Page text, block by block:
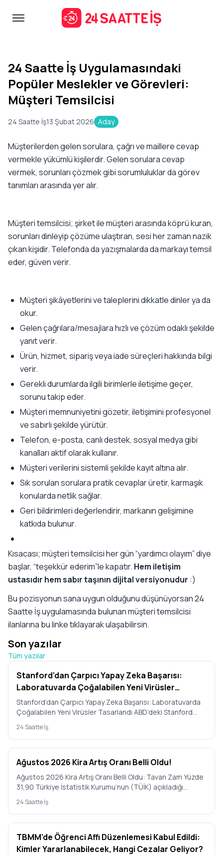
24 Saatte İş Uygulamasındaki
Popüler Meslekler ve Görevleri:
Müşteri Temsilcisi
24 Saatte İş13 Şubat 2026 Aday
Müşterilerden gelen sorulara, çağrı ve maillere cevap
vermekle yükümlü kişilerdir. Gelen sorulara cevap
vermek, sorunları çözmek gibi sorumluluklar da görev
tanımları arasında yer alır.
Müşteri temsilcisi; şirket ile müşteri arasında köprü kuran,
sorunları dinleyip çözüme ulaştıran, sesi her zaman nazik
çıkan kişidir. Telefonda da yazışmalarda da markayı temsil
eder, güven verir.
Müşteri şikâyetlerini ve taleplerini dikkatle dinler ya da
okur.
Gelen çağrılara/mesajlara hızlı ve çözüm odaklı şekilde
yanıt verir.
Ürün, hizmet, sipariş veya iade süreçleri hakkında bilgi
verir.
Gerekli durumlarda ilgili birimlerle iletişime geçer,
sorunu takip eder.
Müşteri memnuniyetini gözetir, iletişimini profesyonel
ve sabırlı şekilde yürütür.
Telefon, e-posta, canlı destek, sosyal medya gibi
kanalları aktif olarak kullanır.
Müşteri verilerini sistemli şekilde kayıt altına alır.
Sık sorulan sorulara pratik cevaplar üretir, karmaşık
konularda netlik sağlar.
Geri bildirimleri değerlendirir, markanın gelişimine
katkıda bulunur.
Kısacası; müşteri temsilcisi her gün “yardımcı olayım” diye
başlar, “teşekkür ederim”le kapatır. Hem iletişim
ustasıdır hem sabır taşının dijital versiyonudur :)
Bu pozisyonun sana uygun olduğunu düşünüyorsan 24
Saatte İş uygulamasında bulunan müşteri temsilcisi
ilanlarına bu linketıklayarak ulaşabilirsin.
Son yazılar
Tüm yazılar
Stanford’dan Çarpıcı Yapay Zeka Başarısı:
Laboratuvarda Çoğalabilen Yeni Virüsler
Tasarlandı
Stanford’dan Çarpıcı Yapay Zeka Başarısı: Laboratuvarda
Çoğalabilen Yeni Virüsler Tasarlandı ABD’deki Stanford
Üniversit…
24 Saatte İş
Ağustos 2026 Kira Artış Oranı Belli Oldu!
Ağustos 2026 Kira Artış Oranı Belli Oldu: Tavan Zam Yüzde
31,90 Türkiye İstatistik Kurumu’nun (TÜİK) açıkladığı
Temmuz 2…
24 Saatte İş
TBMM’de Öğrenci Affı Düzenlemesi Kabul Edildi:
Kimler Yararlanabilecek, Hangi Cezalar Geliyor?